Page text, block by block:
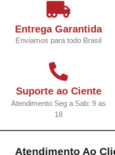
Entrega Garantida
Enviamos para todo Brasil
Suporte ao Ciente
Atendimento Seg a Sab: 9 as
18
Atendimento Ao